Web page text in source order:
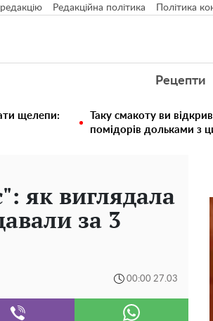
Редакційна політика Політика
Рецепти
щелепи:
Таку смакоту ви
помідорів дольками з
як виглядала
за 3
00:00 27.03